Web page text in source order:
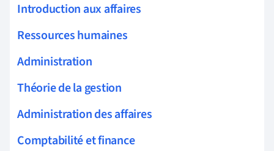
Introduction aux affaires
Ressources humaines
Administration
Théorie de la gestion
Administration des affaires
Comptabilité et finance